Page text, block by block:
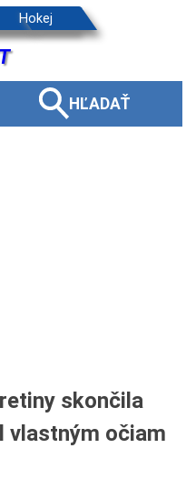
HĽADAŤ
skončila
vlastným očiam